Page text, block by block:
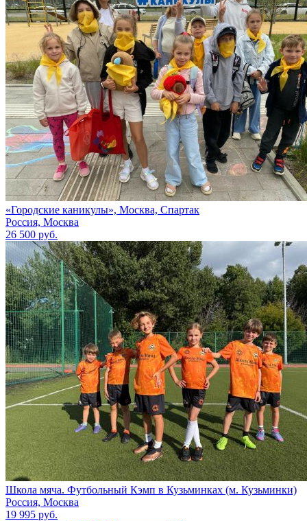
«Городские каникулы», Москва, Спартак
Россия, Москва
26 500 руб.
Школа мяча. Футбольный Кэмп в Кузьминках (м. Кузьминки)
Россия, Москва
19 995 руб.